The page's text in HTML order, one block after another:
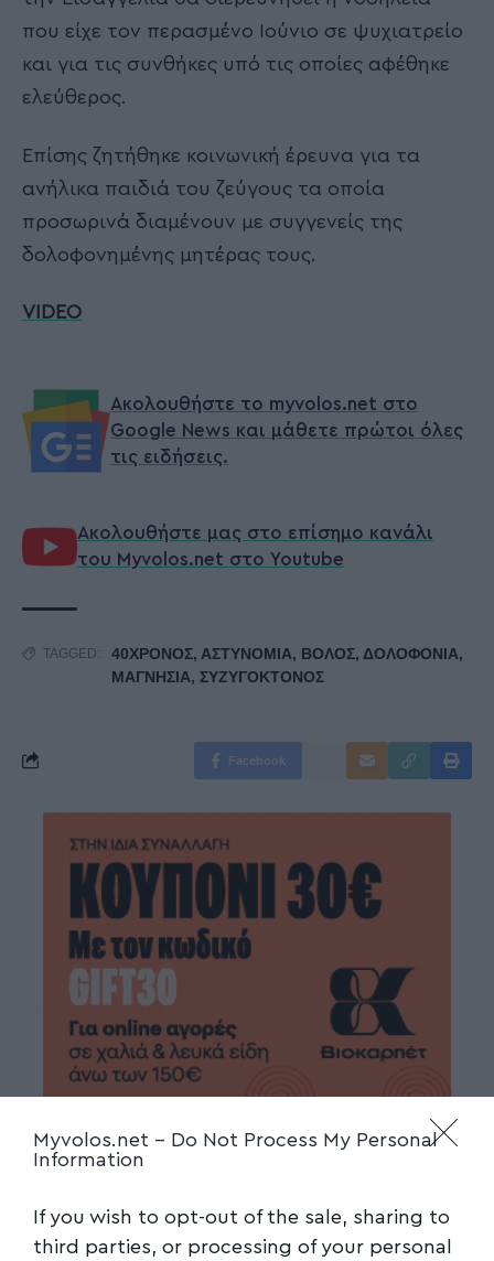
Myvolos.net - Do Not Process My Personal
Information
If you wish to opt-out of the sale, sharing to
third parties, or processing of your personal
που είχε τον περασμένο Ιούνιο σε ψυχιατρείο
και για τις συνθήκες υπό τις οποίες αφέθηκε
ελεύθερος.
Επίσης ζητήθηκε κοινωνική έρευνα για τα
ανήλικα παιδιά του ζεύγους τα οποία
προσωρινά διαμένουν με συγγενείς της
δολοφονημένης μητέρας τους.
VIDEO
Ακολουθήστε το myvolos.net στο
Google News και μάθετε πρώτοι όλες
τις ειδήσεις.
Ακολουθήστε μας στο επίσημο κανάλι
του Myvolos.net στο Youtube
TAGGED: 40ΧΡΟΝΟΣ, ΑΣΤΥΝΟΜΙΑ, ΒΟΛΟΣ, ΔΟΛΟΦΟΝΙΑ,
ΜΑΓΝΗΣΙΑ, ΣΥΖΥΓΟΚΤΟΝΟΣ
Facebook